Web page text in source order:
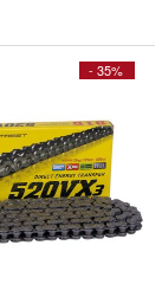
- 35%